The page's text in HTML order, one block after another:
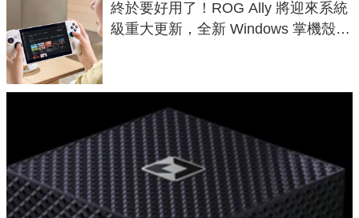
終於要好用了！ROG Ally 將迎來系統
級重大更新，全新 Windows 掌機殼模